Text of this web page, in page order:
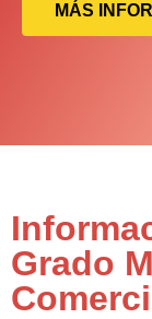
MÁS
Grado